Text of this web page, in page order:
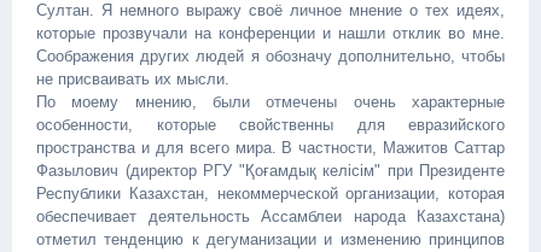
Султан. Я немного выражу своё личное мнение о тех идеях,
которые прозвучали на конференции и нашли отклик во мне.
Соображения других людей я обозначу дополнительно, чтобы
не присваивать их мысли.
По моему мнению, были отмечены очень характерные
особенности, которые свойственны для евразийского
пространства и для всего мира. В частности, Мажитов Саттар
Фазылович (директор РГУ "Қоғамдық келісім" при Президенте
Республики Казахстан, некоммерческой организации, которая
обеспечивает деятельность Ассамблеи народа Казахстана)
отметил тенденцию к дегуманизации и изменению принципов